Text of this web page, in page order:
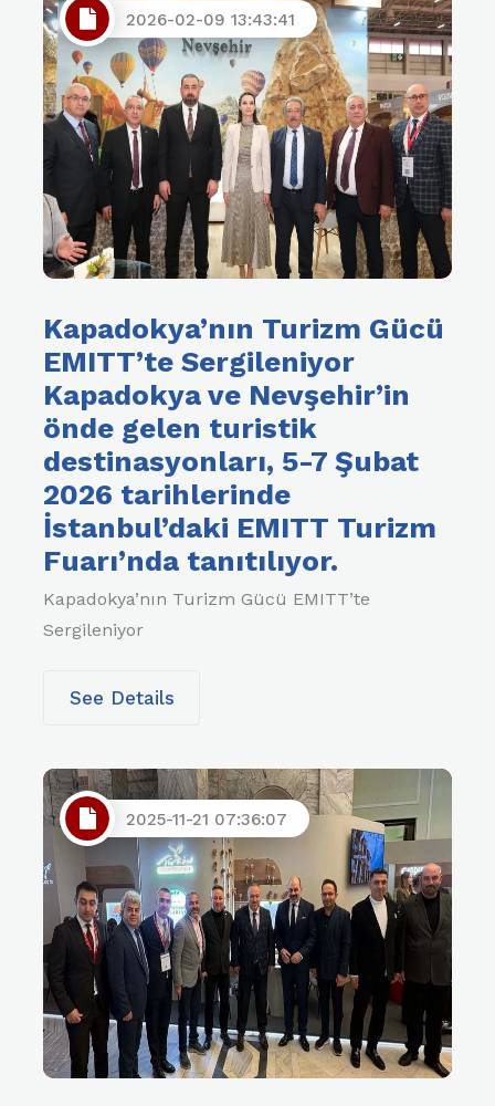
2026-02-09 13:43:41
Kapadokya’nın Turizm Gücü
EMITT’te Sergileniyor
Kapadokya ve Nevşehir’in
önde gelen turistik
destinasyonları, 5-7 Şubat
2026 tarihlerinde
İstanbul’daki EMITT Turizm
Fuarı’nda tanıtılıyor.
Kapadokya’nın Turizm Gücü EMITT’te
Sergileniyor
See Details
2025-11-21 07:36:07